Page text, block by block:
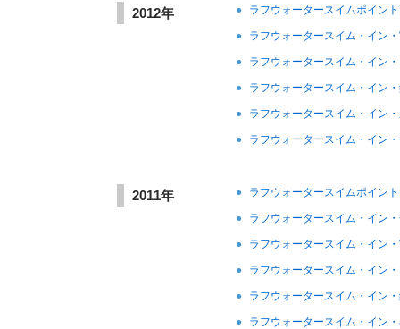
2012年 ● ラフウォータースイムポイン
● ラフウォータースイム・イン
● ラフウォータースイム・イン
● ラフウォータースイム・イン
● ラフウォータースイム・イン
● ラフウォータースイム・イン
2011年 ● ラフウォータースイムポイン
● ラフウォータースイム・イン
● ラフウォータースイム・イン
● ラフウォータースイム・イン
● ラフウォータースイム・イン
● ラフウォータースイム・イン